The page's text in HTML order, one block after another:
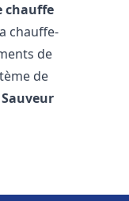
chauffe
chauffe-
de
de